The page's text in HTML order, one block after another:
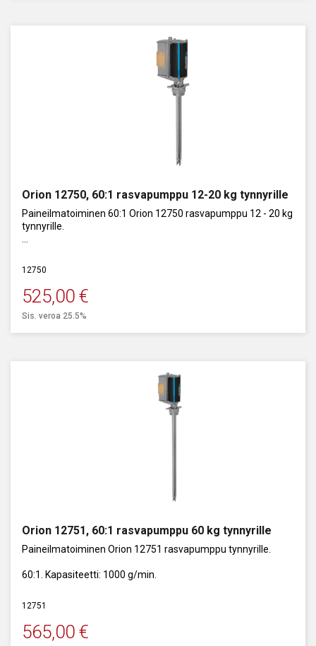
Orion 12750, 60:1 rasvapumppu 12-20 kg tynnyrille
Paineilmatoiminen 60:1 Orion 12750 rasvapumppu 12 - 20 kg
tynnyrille.
12750
525,00 €
Sis. veroa 25.5%
Orion 12751, 60:1 rasvapumppu 60 kg tynnyrille
Paineilmatoiminen Orion 12751 rasvapumppu tynnyrille.
60:1. Kapasiteetti: 1000 g/min.
12751
565,00 €